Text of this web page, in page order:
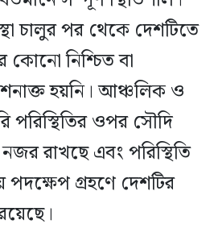
চালুর পর থেকে দেশটিতে
কোনো নিশ্চিত বা
হয়নি। আঞ্চলিক ও
পরিস্থিতির ওপর সৌদি
রাখছে এবং পরিস্থিতি
গ্রহণে দেশটির